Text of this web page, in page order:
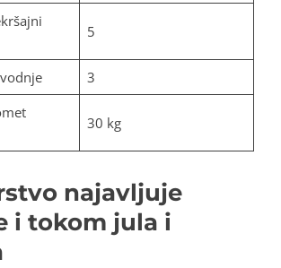
5
3
30 kg
najavljuje
i tokom jula i